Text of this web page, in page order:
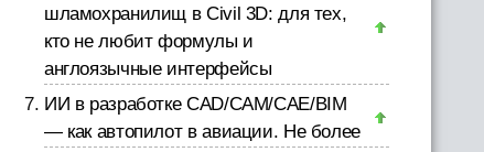
шламохранилищ в Civil 3D: для тех,
кто не любит формулы и
англоязычные интерфейсы
ИИ в разработке CAD/CAM/CAE/BIM
— как автопилот в авиации. Не более